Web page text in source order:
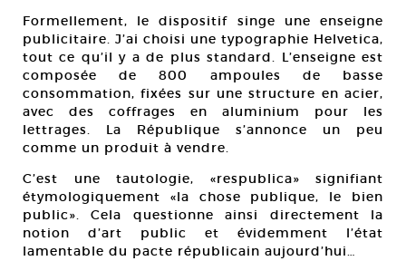
Formellement, le dispositif singe une enseigne
publicitaire. J’ai choisi une typographie Helvetica,
tout ce qu’il y a de plus standard. L’enseigne est
composée de 800 ampoules de basse
consommation, fixées sur une structure en acier,
avec des coffrages en aluminium pour les
lettrages. La République s’annonce un peu
comme un produit à vendre.
C’est une tautologie, «respublica» signifiant
étymologiquement «la chose publique, le bien
public». Cela questionne ainsi directement la
notion d’art public et évidemment l’état
lamentable du pacte républicain aujourd’hui…